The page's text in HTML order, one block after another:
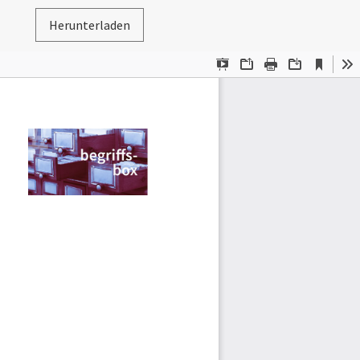
Herunterladen